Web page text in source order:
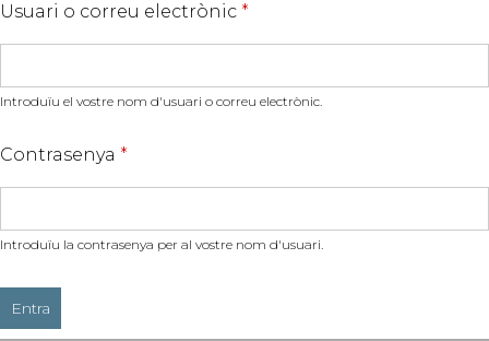
Usuari o correu electrònic *
Introduïu el vostre nom d'usuari o correu electrònic.
Contrasenya *
Introduïu la contrasenya per al vostre nom d'usuari.